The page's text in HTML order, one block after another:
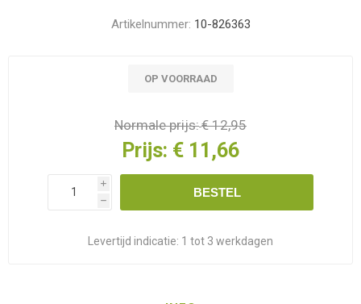
Artikelnummer: 10-826363
OP VOORRAAD
Normale prijs:€ 12,95
Prijs: € 11,66
i
h
BESTEL
Levertijd indicatie: 1 tot 3 werkdagen